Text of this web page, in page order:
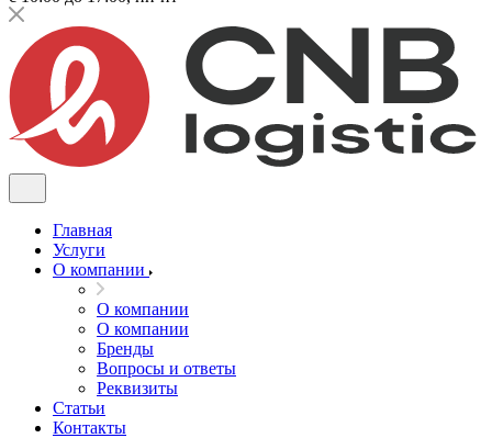
Главная
Услуги
О компании
О компании
О компании
Бренды
Вопросы и ответы
Реквизиты
Статьи
Контакты